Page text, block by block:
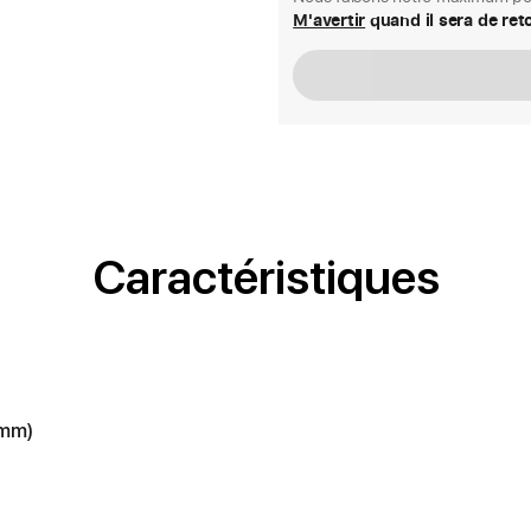
M'avertir quand il sera de
Caractéristiques